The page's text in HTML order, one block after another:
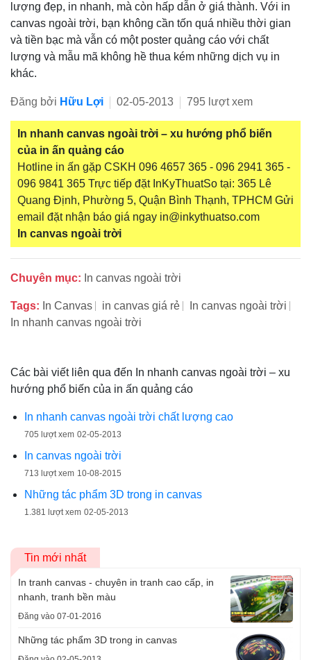
lượng đẹp, in nhanh, mà còn hấp dẫn ở giá thành. Với in
canvas ngoài trời, bạn không cần tốn quá nhiều thời gian
và tiền bạc mà vẫn có một poster quảng cáo với chất
lượng và mẫu mã không hề thua kém những dịch vụ in
khác.
Đăng bởi Hữu Lợi 02-05-2013 795 lượt xem
In nhanh canvas ngoài trời – xu hướng phổ biến
của in ấn quảng cáo
Hotline in ấn gặp CSKH 096 4657 365 - 096 2941 365 -
096 9841 365 Trực tiếp đặt InKyThuatSo tại: 365 Lê
Quang Định, Phường 5, Quận Bình Thạnh, TPHCM Gửi
email đặt nhận báo giá ngay in@inkythuatso.com
In canvas ngoài trời
Chuyên mục: In canvas ngoài trời
Tags: In Canvas in canvas giá rẻ
In canvas ngoài trời
In nhanh canvas ngoài trời
Các bài viết liên qua đến In nhanh canvas ngoài trời – xu
hướng phổ biến của in ấn quảng cáo
In nhanh canvas ngoài trời chất lượng cao
705 lượt xem 02-05-2013
In canvas ngoài trời
713 lượt xem 10-08-2015
Những tác phẩm 3D trong in canvas
1.381 lượt xem 02-05-2013
Tin mới nhất
In tranh canvas - chuyên in tranh cao cấp, in
nhanh, tranh bền màu
Đăng vào 07-01-2016
Những tác phẩm 3D trong in canvas